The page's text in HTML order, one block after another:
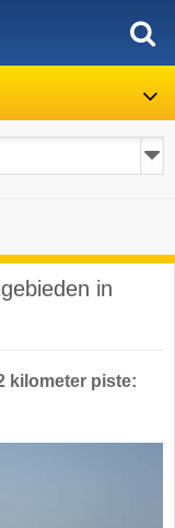
in
kilometer piste: